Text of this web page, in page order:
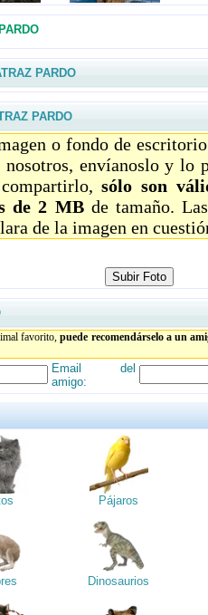
PARDO
PARDO
o fondo de
envíanoslo y lo
sólo son
de 2 MBde tamaño.
de la imagen en
favorito,puede recomendárselo a un
Email del
amigo:
Pájaros
Dinosaurios